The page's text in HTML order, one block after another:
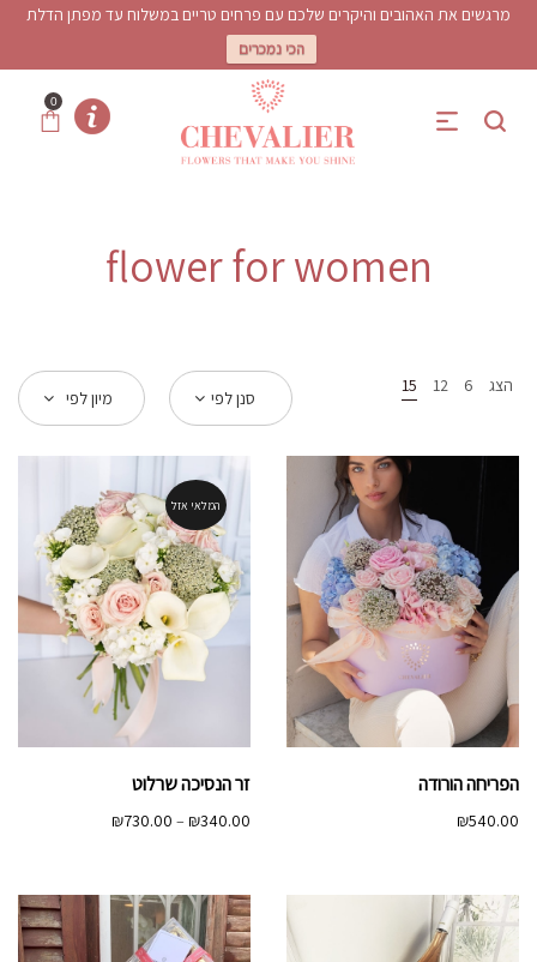
מרגשים את האהובים והיקרים שלכם עם פרחים טריים במשלוח עד מפתן הדלת
הכי נמכרים
0
flower for women
הצג 6
12
15
סנן לפי מיון לפי
הפריחה הורודה
₪540.00
המלאי אזל
זר הנסיכה שרלוט
₪340.00
–
₪730.00
עד